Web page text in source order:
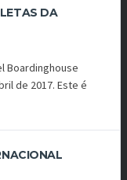
DA
Boardinghouse
de 2017. Este é